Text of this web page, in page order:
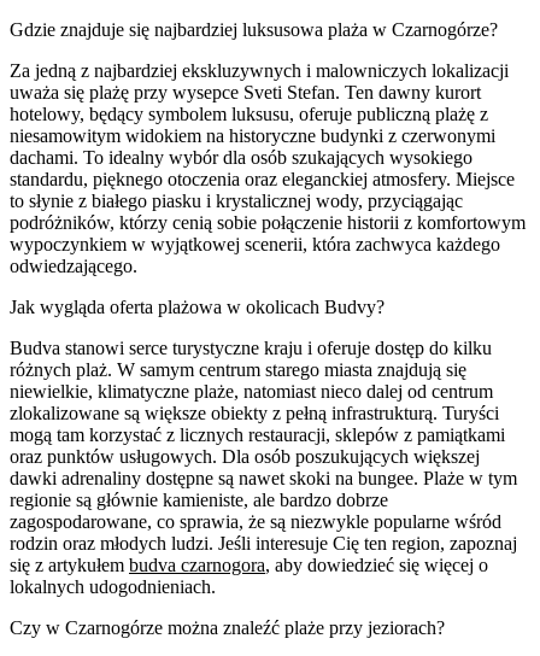
Gdzie znajduje się najbardziej luksusowa plaża w Czarnogórze?
Za jedną z najbardziej ekskluzywnych i malowniczych lokalizacji
uważa się plażę przy wysepce Sveti Stefan. Ten dawny kurort
hotelowy, będący symbolem luksusu, oferuje publiczną plażę z
niesamowitym widokiem na historyczne budynki z czerwonymi
dachami. To idealny wybór dla osób szukających wysokiego
standardu, pięknego otoczenia oraz eleganckiej atmosfery. Miejsce
to słynie z białego piasku i krystalicznej wody, przyciągając
podróżników, którzy cenią sobie połączenie historii z komfortowym
wypoczynkiem w wyjątkowej scenerii, która zachwyca każdego
odwiedzającego.
Jak wygląda oferta plażowa w okolicach Budvy?
Budva stanowi serce turystyczne kraju i oferuje dostęp do kilku
różnych plaż. W samym centrum starego miasta znajdują się
niewielkie, klimatyczne plaże, natomiast nieco dalej od centrum
zlokalizowane są większe obiekty z pełną infrastrukturą. Turyści
mogą tam korzystać z licznych restauracji, sklepów z pamiątkami
oraz punktów usługowych. Dla osób poszukujących większej
dawki adrenaliny dostępne są nawet skoki na bungee. Plaże w tym
regionie są głównie kamieniste, ale bardzo dobrze
zagospodarowane, co sprawia, że są niezwykle popularne wśród
rodzin oraz młodych ludzi. Jeśli interesuje Cię ten region, zapoznaj
się z artykułem budva czarnogora, aby dowiedzieć się więcej o
lokalnych udogodnieniach.
Czy w Czarnogórze można znaleźć plaże przy jeziorach?